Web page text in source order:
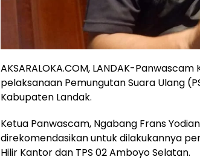
AKSARALOKA.COM, LANDAK-
pelaksanaan Pemungutan Suara Ulang
Kabupaten Landak.
Ketua Panwascam, Ngabang Frans
direkomendasikan untuk dilakukannya
Hilir Kantor dan TPS 02 Amboyo Selatan.